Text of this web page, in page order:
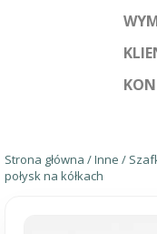
Strona główna /Inne /
połysk na kółkach